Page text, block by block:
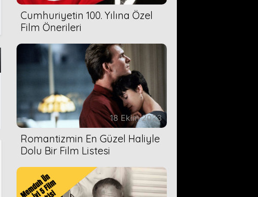
Cumhuriyetin 100. Yılına Özel
Film Önerileri
18 Ekim 2023
Romantizmin En Güzel Haliyle
Dolu Bir Film Listesi